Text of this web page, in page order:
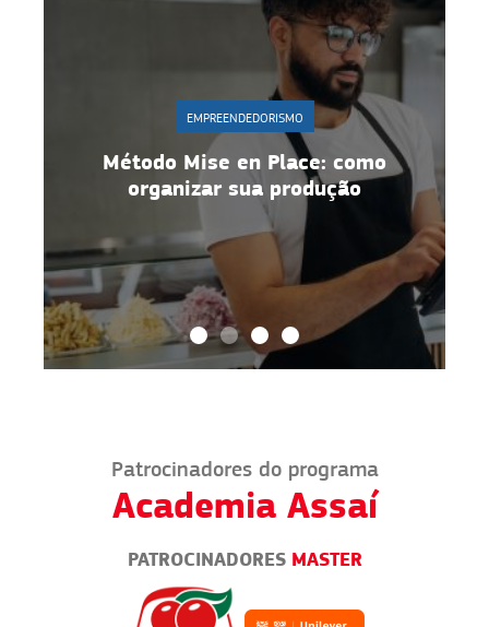
EMPREENDEDORISMO
Método Mise en Place: como
organizar sua produção
Patrocinadores do programa
Academia Assaí
PATROCINADORES MASTER